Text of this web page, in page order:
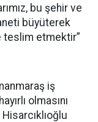
bu şehir ve
büyüterek
teslim etmektir”
iş
olmasını